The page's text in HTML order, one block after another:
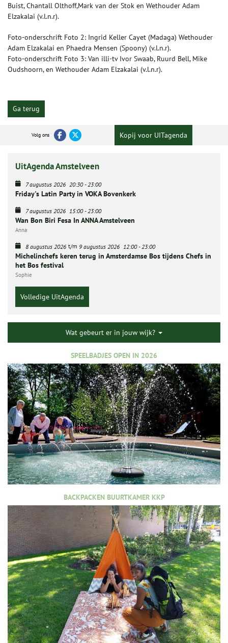
Buist, Chantall Olthoff,Mark van der Stok en Wethouder Adam
Elzakalai (v.l.n.r).
Foto-onderschrift Foto 2: Ingrid Keller Cayet (Madaga) Wethouder
Adam Elzakalai en Phaedra Mensen (Spoony) (v.l.n.r).
Foto-onderschrift Foto 3: Van illi-tv Ivor Swaab, Ruurd Bell, Mike
Oudshoorn, en Wethouder Adam Elzakalai (v.l.n.r).
Ga terug
Volg ons Kopij voor UITagenda
UitAgenda Amstelveen
7 augustus 2026 20:30- 23:00
Friday's Latin Party in VOKA Bovenkerk
7 augustus 2026 15:00- 23:00
Wan Bon Biri Fesa In ANNA Amstelveen
Anna
8 augustus 2026 t/m 9 augustus 2026 12:00- 23:00
Michelinchefs keren terug in Amsterdamse Bos tijdens Chefs in
het Bos festival
Sophie
Volledige UitAgenda
Wat gebeurt er in jouw wijk?
SPEELBADJES OPEN IN 2026
BACKPACKEN BUURTKAMER KKP